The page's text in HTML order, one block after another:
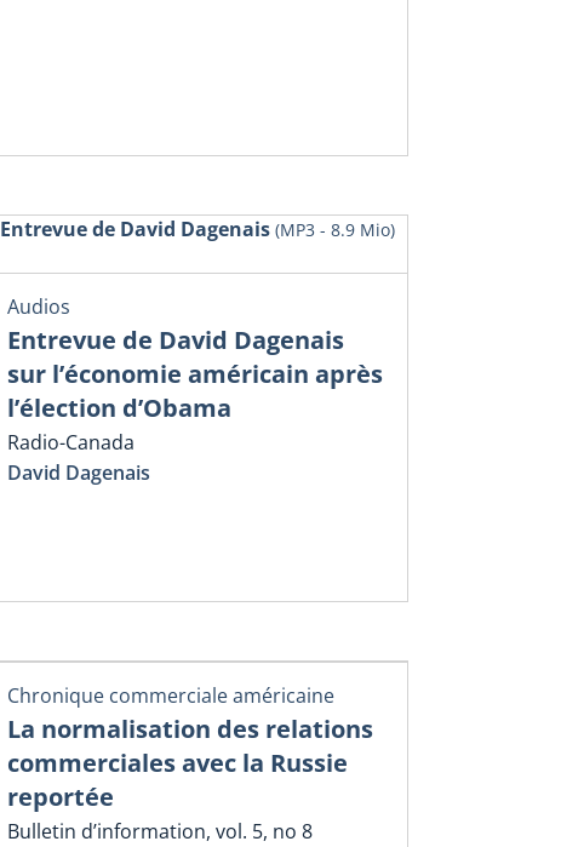
Entrevue de David Dagenais (MP3 - 8.9 Mio)
Audios
Entrevue de David Dagenais
sur l’économie américain après
l’élection d’Obama
Radio-Canada
David Dagenais
Chronique commerciale américaine
La normalisation des relations
commerciales avec la Russie
reportée
Bulletin d’information, vol. 5, no 8